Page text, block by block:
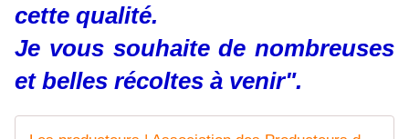
cette qualité.
Je vous souhaite de nombreuses
et belles récoltes à venir".